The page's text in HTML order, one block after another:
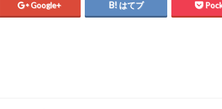
Google+ はてブ